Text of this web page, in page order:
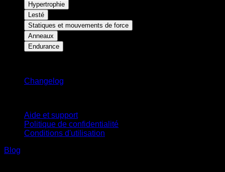
Hypertrophie
Lesté
Statiques et mouvements de force
Anneaux
Endurance
Changelog
Aide et support
Politique de confidentialité
Conditions d'utilisation
Blog